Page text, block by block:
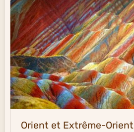
Orient et Extrême-Orient